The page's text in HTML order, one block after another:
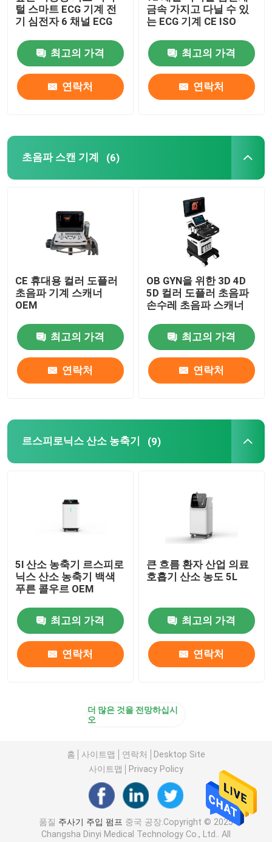
어머니 태아 감시 장치
ECG 기계
초음파 스캔 기계
르스피로닉스 산소 농축기
CPAP APAP BIPAP
유아용 온기 & 큐베이터
휴대용 AED 및 디피브리레이터
수술용 조명 및 전등
병원 간호 침대 및 가구
마취 기계
태아 도플러 심장감시 장치
디지털 온도 온도계
손가락 끝 맥박 산소 측정기
털 스마트 ECG 기계 전
기 심전자 6 채널 ECG
최고의 가격
연락처
금속 가지고 다닐 수 있
는 ECG 기계 CE ISO
최고의 가격
연락처
초음파 스캔 기계 (6)
CE 휴대용 컬러 도플러
초음파 기계 스캐너
OEM
최고의 가격
연락처
OB GYN을 위한 3D 4D
5D 컬러 도플러 초음파
손수레 초음파 스캐너
최고의 가격
연락처
르스피로닉스 산소 농축기 (9)
5l 산소 농축기 르스피로
닉스 산소 농축기 백색
푸른 콜우르 OEM
최고의 가격
연락처
큰 흐름 환자 산업 의료
호흡기 산소 농도 5L
최고의 가격
연락처
더 많은 것을 전망하십시
오
홈 사이트맵 연락처
Desktop Site
사이트맵
Privacy Policy
품질 주사기 주입 펌프 중국 공장.Copyright © 2025
Changsha Dinyi Medical Technology Co., Ltd.. All